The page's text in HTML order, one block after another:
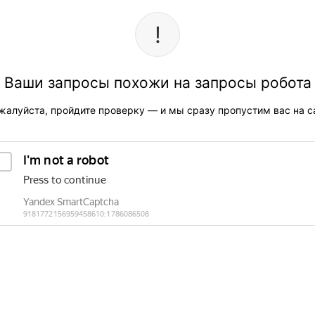
Ваши запросы похожи на запросы робота
пройдите проверку — и мы сразу пропустим вас на